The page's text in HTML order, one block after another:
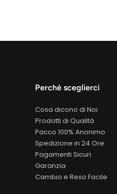
Perchè sceglierci
Cosa dicono di Noi
Prodotti di Qualità
Pacco 100% Anonimo
Spedizione in 24 Ore
Pagamenti Sicuri
Garanzia
Cambio e Reso Facile